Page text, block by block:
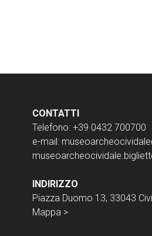
CONTATTI
Telefono: +39 0432 700700
e-mail:
INDIRIZZO
Piazza Duomo 13, 33043
Mappa >